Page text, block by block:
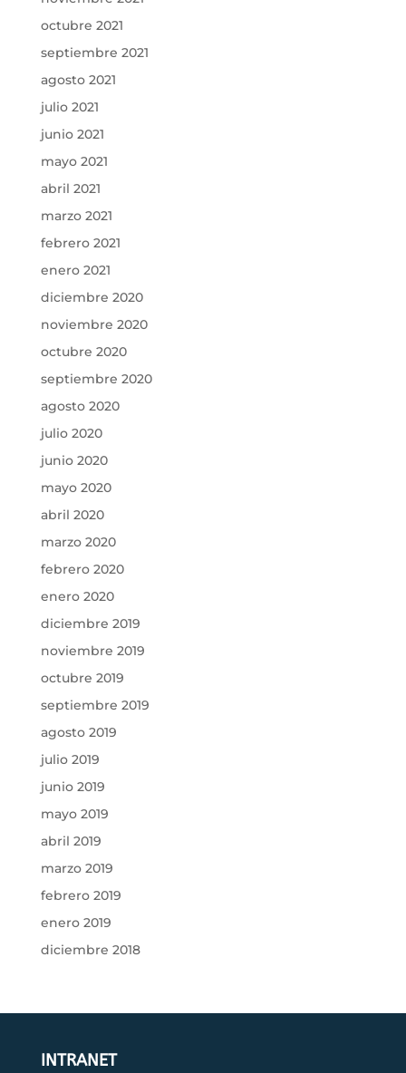
octubre 2021
septiembre 2021
agosto 2021
julio 2021
junio 2021
mayo 2021
abril 2021
marzo 2021
febrero 2021
enero 2021
diciembre 2020
noviembre 2020
octubre 2020
septiembre 2020
agosto 2020
julio 2020
junio 2020
mayo 2020
abril 2020
marzo 2020
febrero 2020
enero 2020
diciembre 2019
noviembre 2019
octubre 2019
septiembre 2019
agosto 2019
julio 2019
junio 2019
mayo 2019
abril 2019
marzo 2019
febrero 2019
enero 2019
diciembre 2018
INTRANET